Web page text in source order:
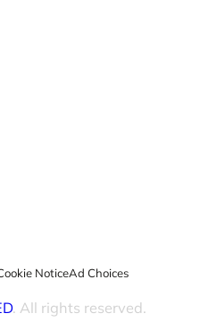
NoticeAd Choices
. All rights reserved.